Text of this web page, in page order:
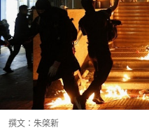
撰文： 朱棨新